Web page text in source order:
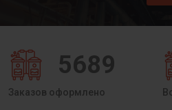
5689
Заказов оформлено